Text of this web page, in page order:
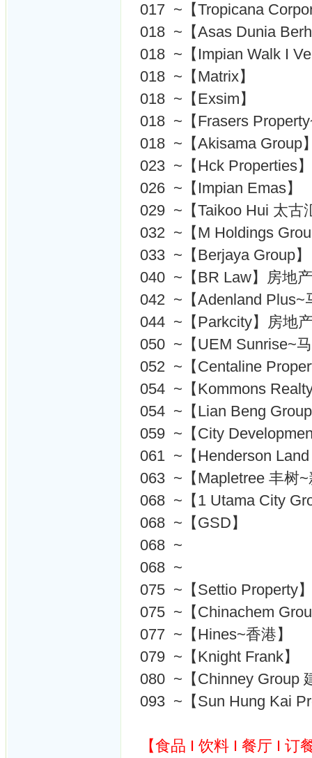
017 ~【Tropicana
018 ~【Asas Dunia
018 ~【Impian Walk I
018 ~【Matrix】
018 ~【Exsim】
018 ~【Frasers
018 ~【Akisama Group
023 ~【Hck Properties】
026 ~【Impian Emas】
029 ~【Taikoo Hui 太古
032 ~【M Holdings
033 ~【Berjaya Group】
040 ~【BR Law】房地
042 ~【Adenland Plus~
044 ~【Parkcity】房地
050 ~【UEM Sunrise~
052 ~【Centaline
054 ~【Kommons
054 ~【Lian Beng
059 ~【City
061 ~【Henderson
063 ~【Mapletree 丰树
068 ~【1 Utama City
068 ~【GSD】
068 ~
068 ~
075 ~【Settio Property
075 ~【Chinachem
077 ~【Hines~香港】
079 ~【Knight Frank】
080 ~【Chinney Group
093 ~【Sun Hung Kai
【食品 I 饮料 I 餐厅 I 订